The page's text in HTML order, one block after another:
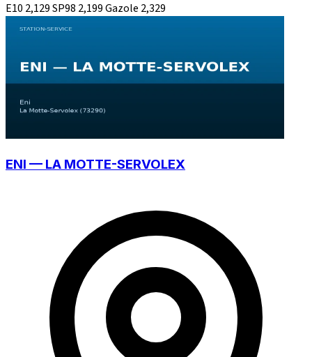
E10 2,129SP98 2,199Gazole 2,329
ENI — LA MOTTE-SERVOLEX